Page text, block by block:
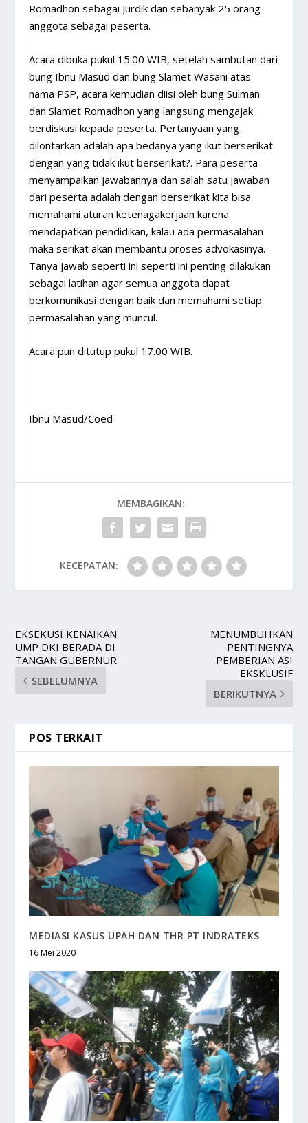
Romadhon sebagai Jurdik dan sebanyak 25 orang
anggota sebagai peserta.
Acara dibuka pukul 15.00 WIB, setelah sambutan dari
bung Ibnu Masud dan bung Slamet Wasani atas
nama PSP, acara kemudian diisi oleh bung Sulman
dan Slamet Romadhon yang langsung mengajak
berdiskusi kepada peserta. Pertanyaan yang
dilontarkan adalah apa bedanya yang ikut berserikat
dengan yang tidak ikut berserikat?. Para peserta
menyampaikan jawabannya dan salah satu jawaban
dari peserta adalah dengan berserikat kita bisa
memahami aturan ketenagakerjaan karena
mendapatkan pendidikan, kalau ada permasalahan
maka serikat akan membantu proses advokasinya.
Tanya jawab seperti ini seperti ini penting dilakukan
sebagai latihan agar semua anggota dapat
berkomunikasi dengan baik dan memahami setiap
permasalahan yang muncul.
Acara pun ditutup pukul 17.00 WIB.
Ibnu Masud/Coed
MEMBAGIKAN:
KECEPATAN:
EKSEKUSI KENAIKAN
UMP DKI BERADA DI
TANGAN GUBERNUR
SEBELUMNYA
MENUMBUHKAN
PENTINGNYA
PEMBERIAN ASI
EKSKLUSIF
BERIKUTNYA
POS TERKAIT
MEDIASI KASUS UPAH DAN THR PT INDRATEKS
16 Mei 2020